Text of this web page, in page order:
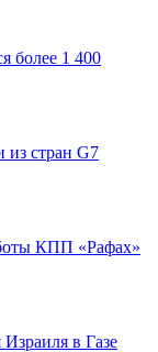
более 1 400
из стран G7
КПП «Рафах»
в Газе